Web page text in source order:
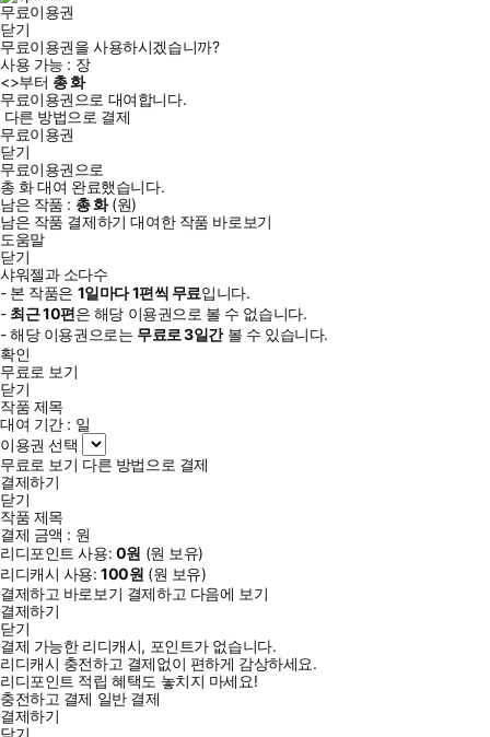
무료이용권
닫기
무료이용권을 사용하시겠습니까?
사용 가능 : 장
<>부터 총화
무료이용권으로 대여합니다.
다른 방법으로 결제
무료이용권
닫기
무료이용권으로
총 화대여 완료했습니다.
남은 작품 : 총화(원)
남은 작품 결제하기 대여한 작품 바로보기
도움말
닫기
샤워젤과 소다수
- 본 작품은 1일마다1편씩 무료입니다.
- 최근10편은 해당 이용권으로 볼 수 없습니다.
- 해당 이용권으로는 무료로3일간볼 수 있습니다.
확인
무료로 보기
닫기
작품 제목
대여 기간 : 일
이용권 선택
무료로 보기 다른 방법으로 결제
결제하기
닫기
작품 제목
결제 금액 : 원
리디포인트 사용: 0원 (원 보유)
리디캐시 사용:100원 (원 보유)
결제하고 바로보기 결제하고 다음에 보기
결제하기
닫기
결제 가능한 리디캐시, 포인트가 없습니다.
리디캐시 충전하고 결제없이 편하게 감상하세요.
리디포인트 적립 혜택도 놓치지 마세요!
충전하고 결제 일반 결제
결제하기
닫기